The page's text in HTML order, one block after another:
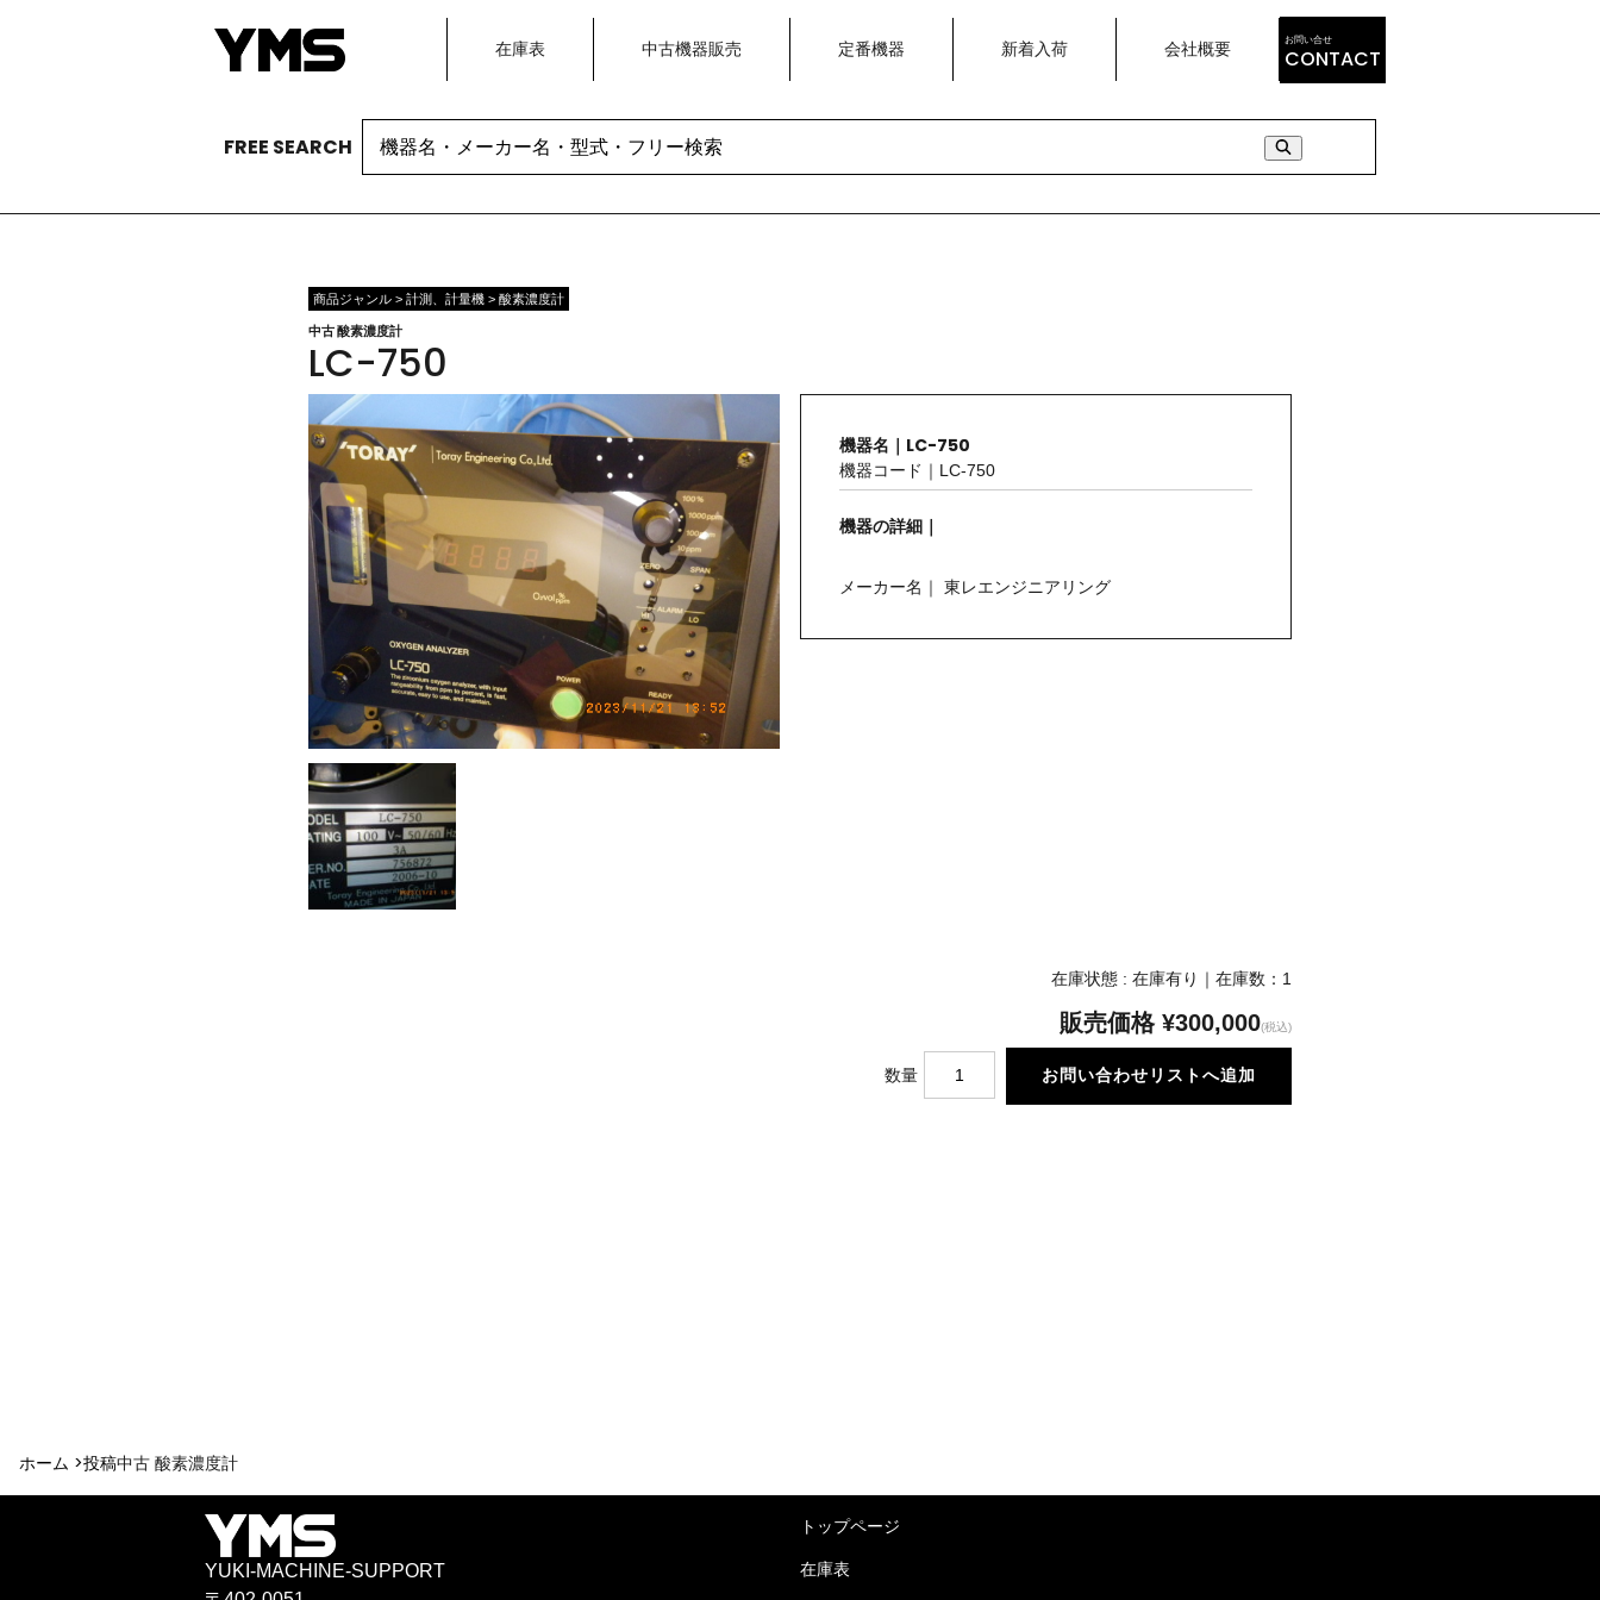
在庫表 中古機器販売 定番機器 新着入荷 会社概要 お問い合せ
CONTACT
FREE SEARCH
Search
for:
商品ジャンル > 計測、計量機 > 酸素濃度計
中古 酸素濃度計
LC-750
機器名｜LC-750
機器コード｜LC-750
機器の詳細｜
メーカー名｜ 東レエンジニアリング
在庫状態 : 在庫有り｜在庫数：1
販売価格¥300,000(税込)
数量
ホーム >投稿中古 酸素濃度計
YUKI-MACHINE-SUPPORT
トップページ
在庫表